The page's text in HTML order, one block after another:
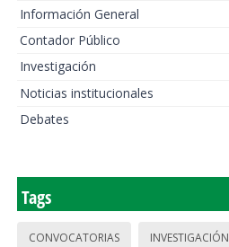
Información General
Contador Público
Investigación
Noticias institucionales
Debates
Tags
CONVOCATORIAS INVESTIGACIÓN